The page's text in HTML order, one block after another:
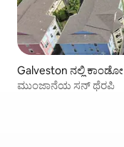
Galveston ನಲ್ಲಿ ಕಾಂಡೋ
ಮುಂಜಾನೆಯ ಸನ್ ಥೆರಪಿ